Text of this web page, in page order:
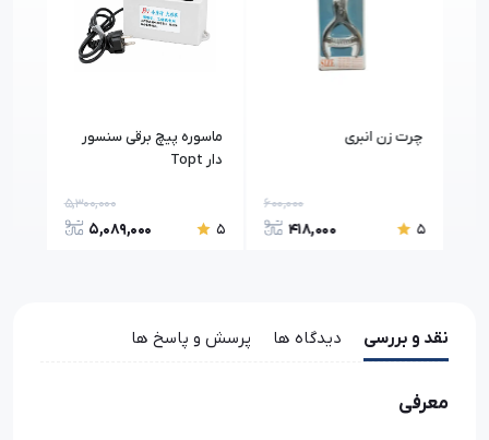
چرت زن انبری
5
600,000
418,000
ماسوره پیچ برقی سنسور
دار Topt
5
5,300,000
5,089,000
نقد و بررسی دیدگاه ها پرسش و پاسخ ها
معرفی